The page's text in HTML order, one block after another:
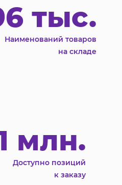
тыс.
Наименований товаров
на складе
млн.
Доступно позиций
к заказу